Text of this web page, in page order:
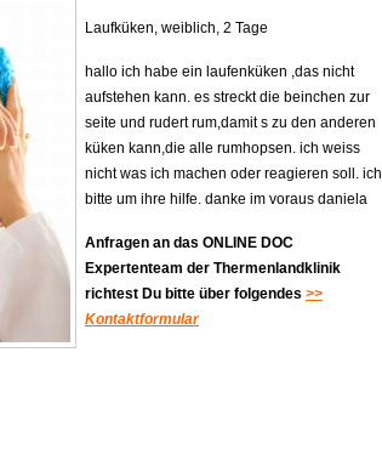
Laufküken, weiblich, 2 Tage
hallo ich habe ein laufenküken ,das nicht
aufstehen kann. es streckt die beinchen zur
seite und rudert rum,damit s zu den anderen
küken kann,die alle rumhopsen. ich weiss
nicht was ich machen oder reagieren soll. ich
bitte um ihre hilfe. danke im voraus daniela
Anfragen an das ONLINE DOC
Expertenteam der Thermenlandklinik
richtest Du bitte über folgendes >>
Kontaktformular